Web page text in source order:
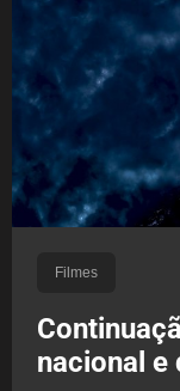
Filmes
nacional e